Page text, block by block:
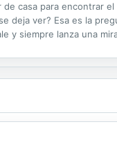
casa para encontrar
deja ver? Esa es la
y siempre lanza una